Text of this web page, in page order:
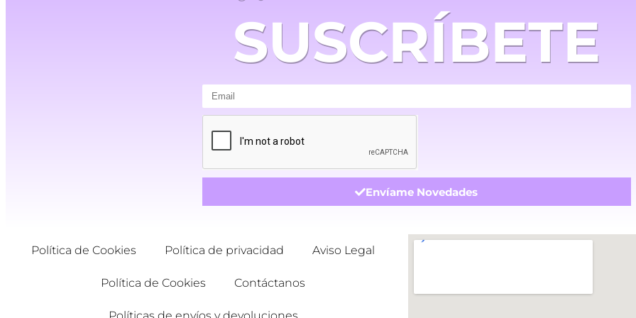
SUSCRÍBETE
Envíame Novedades
Política de Cookies Política de privacidad Aviso Legal
Política de Cookies Contáctanos